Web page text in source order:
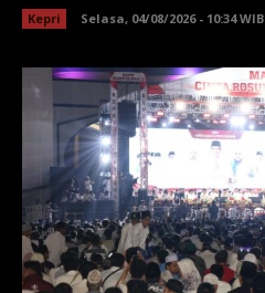
Kepri Selasa, 04/08/2026 - 10:34 WIB